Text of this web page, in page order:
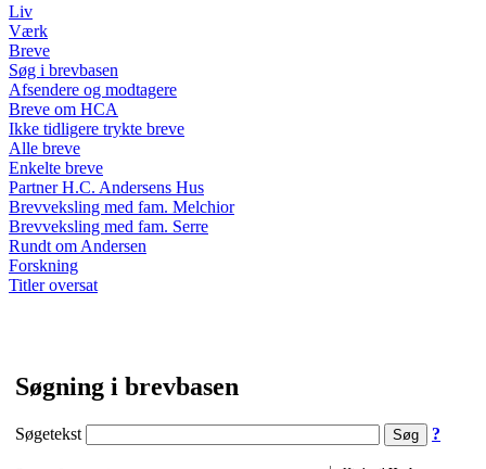
Liv
Værk
Breve
Søg i brevbasen
Afsendere og modtagere
Breve om HCA
Ikke tidligere trykte breve
Alle breve
Enkelte breve
Partner H.C. Andersens Hus
Brevveksling med fam. Melchior
Brevveksling med fam. Serre
Rundt om Andersen
Forskning
Titler oversat
Søgning i brevbasen
Søgetekst ?